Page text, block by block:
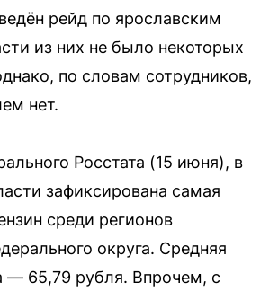
рейд по ярославским
из них не было некоторых
по словам сотрудников,
нет.
Росстата (15 июня), в
зафиксирована самая
среди регионов
округа. Средняя
— 65,79 рубля. Впрочем, с